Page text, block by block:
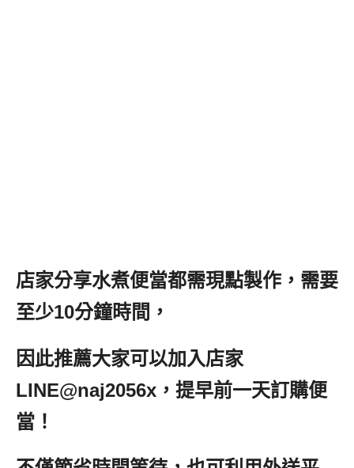
店家分享水煮便當都需現點製作，需要
至少10分鐘時間，
因此推薦大家可以加入店家
LINE@naj2056x，提早前一天訂購便
當！